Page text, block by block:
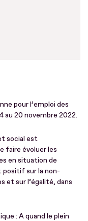
pour l’emploi des
au 20 novembre 2022.
social est
faire évoluer les
en situation de
positif sur la non-
et sur l’égalité, dans
: A quand le plein